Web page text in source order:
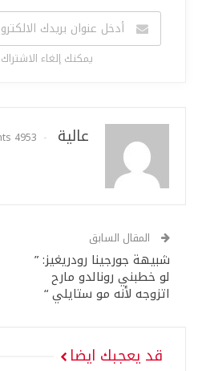
يمكنك إلغاء
عالية 4953 Posts
المقال السابق
شبيهة جورجينا رودريغيز: ”
لو خطبني رونالدو مارح
اتزوجه لأنه مو ستايلي “
قد يعجبك ايضا